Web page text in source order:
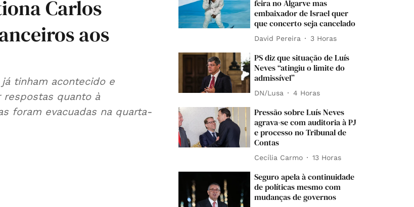
Carlos
aos
tinham acontecido e
quanto à
foram evacuadas na quarta-
feira no Algarve mas
embaixador de Israel quer
que concerto seja cancelado
David Pereira 3 Horas
PS diz que situação de Luís
Neves “atingiu o limite do
admissível”
DN/Lusa 4 Horas
Pressão sobre Luís Neves
agrava-se com auditoria à PJ
e processo no Tribunal de
Contas
Cecília Carmo 13 Horas
Seguro apela à continuidade
de políticas mesmo com
mudanças de governos